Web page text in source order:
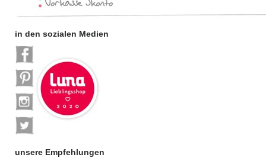
in den sozialen Medien
unsere Empfehlungen